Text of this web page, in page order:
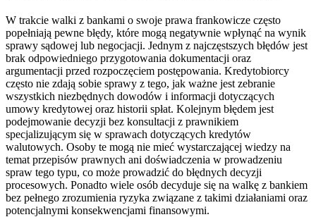
W trakcie walki z bankami o swoje prawa frankowicze często
popełniają pewne błędy, które mogą negatywnie wpłynąć na wynik
sprawy sądowej lub negocjacji. Jednym z najczęstszych błędów jest
brak odpowiedniego przygotowania dokumentacji oraz
argumentacji przed rozpoczęciem postępowania. Kredytobiorcy
często nie zdają sobie sprawy z tego, jak ważne jest zebranie
wszystkich niezbędnych dowodów i informacji dotyczących
umowy kredytowej oraz historii spłat. Kolejnym błędem jest
podejmowanie decyzji bez konsultacji z prawnikiem
specjalizującym się w sprawach dotyczących kredytów
walutowych. Osoby te mogą nie mieć wystarczającej wiedzy na
temat przepisów prawnych ani doświadczenia w prowadzeniu
spraw tego typu, co może prowadzić do błędnych decyzji
procesowych. Ponadto wiele osób decyduje się na walkę z bankiem
bez pełnego zrozumienia ryzyka związane z takimi działaniami oraz
potencjalnymi konsekwencjami finansowymi.